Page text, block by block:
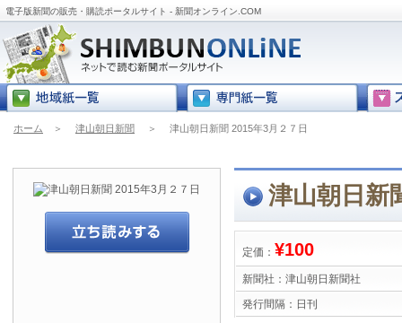
電子版新聞の販売・購読ポータルサイト - 新聞オンライン.COM
ホーム ＞ 津山朝日新聞 ＞ 津山朝日新聞 2015年3月２７日
津山朝日新
定価： ¥100
新聞社： 津山朝日新聞社
発行間隔： 日刊